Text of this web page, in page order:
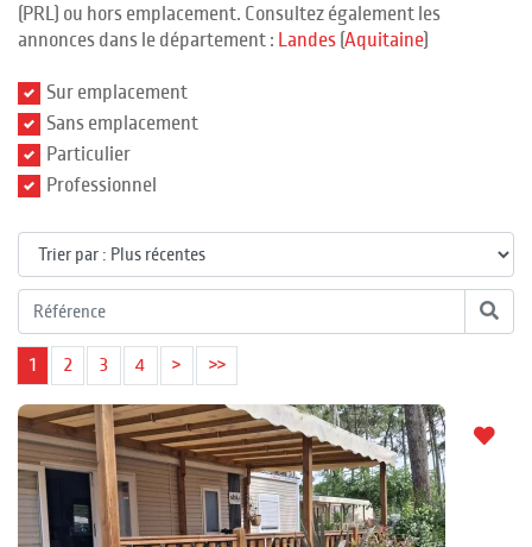
(PRL) ou hors emplacement. Consultez également les
annonces dans le département : Landes (Aquitaine)
Sur emplacement
Sans emplacement
Particulier
Professionnel
1 2 3 4 > >>